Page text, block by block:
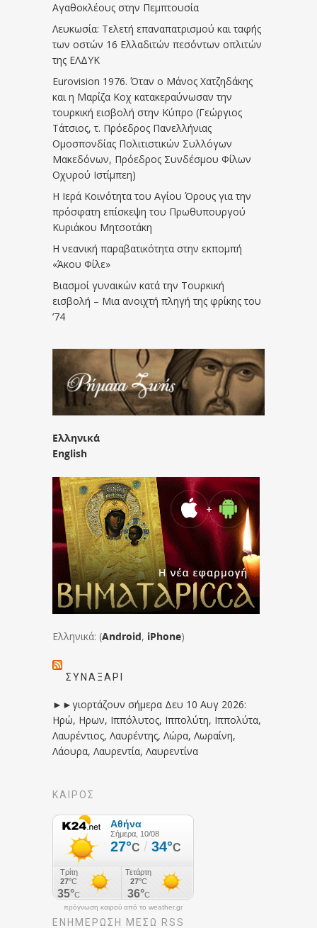
Αγαθοκλέους στην Πεμπτουσία
Λευκωσία: Τελετή επαναπατρισμού και ταφής
των οστών 16 Ελλαδιτών πεσόντων οπλιτών
της ΕΛΔΥΚ
Eurovision 1976. Όταν ο Μάνος Χατζηδάκης
και η Μαρίζα Κοχ κατακεραύνωσαν την
τουρκική εισβολή στην Κύπρο (Γεώργιος
Τάτσιος, τ. Πρόεδρος Πανελλήνιας
Ομοσπονδίας Πολιτιστικών Συλλόγων
Μακεδόνων, Πρόεδρος Συνδέσμου Φίλων
Οχυρού Ιστίμπεη)
Η Ιερά Κοινότητα του Αγίου Όρους για την
πρόσφατη επίσκεψη του Πρωθυπουργού
Κυριάκου Μητσοτάκη
Η νεανική παραβατικότητα στην εκπομπή
«Άκου Φίλε»
Βιασμοί γυναικών κατά την Τουρκική
εισβολή – Μια ανοιχτή πληγή της φρίκης του
’74
Ελληνικά
English
Ελληνικά: (Android, iPhone)
ΣΥΝΑΞΆΡΙ
►►γιορτάζουν σήμερα Δευ 10 Αυγ 2026:
Ηρώ, Ηρων, Ιππόλυτος, Ιππολύτη, Ιππολύτα,
Λαυρέντιος, Λαυρέντης, Λώρα, Λωραίνη,
Λάουρα, Λαυρεντία, Λαυρεντίνα
ΚΑΙΡΟΣ
πρόγνωση καιρού από το weather.gr
ΕΝΗΜΈΡΩΣΉ ΜΕΣΩ RSS